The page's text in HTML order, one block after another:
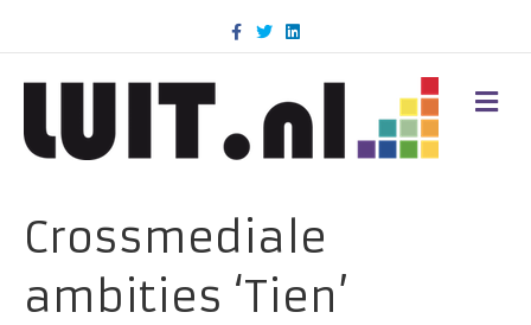
c
k
T
w
i
n
d
M
E
Crossmediale
ambities ‘Tien’